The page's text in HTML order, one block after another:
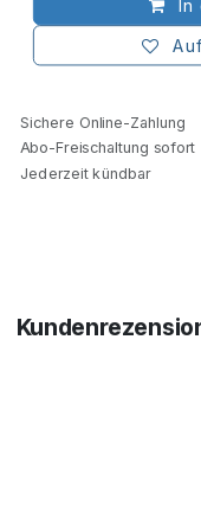
In
Sichere Online-Zahlung
Abo-Freischaltung sofort
Jederzeit kündbar